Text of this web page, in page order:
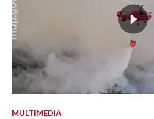
MULTIMEDIA